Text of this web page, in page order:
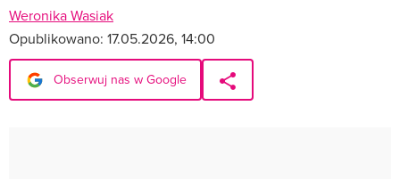
Weronika Wasiak
Opublikowano: 17.05.2026, 14:00
Obserwuj nas w Google